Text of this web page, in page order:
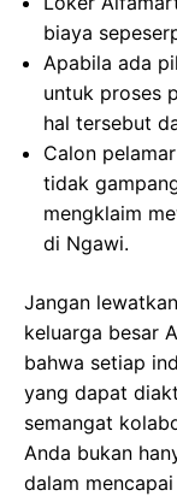
biaya
Apabila ada
untuk proses
hal tersebut
Calon
tidak
mengklaim
di Ngawi.
Jangan
keluarga besar
bahwa setiap
yang dapat
semangat
Anda bukan
dalam